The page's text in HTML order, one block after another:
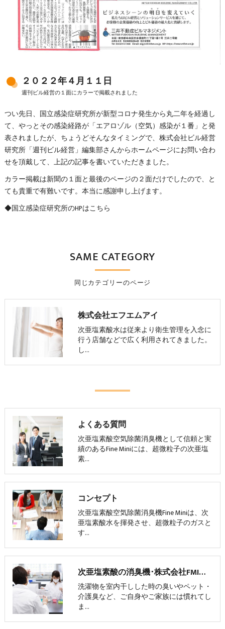
２０２２年４月１１日
週刊ビル経営の１面にカラーで掲載されました
つい先日、国立感染症研究所が新型コロナ発生から丸二年を経過し
て、やっとその感染経路が「エアロゾル（空気）感染が１番」と発
表されましたが、ちょうどそんなタイミングで、株式会社ビル経営
研究所「週刊ビル経営」編集部さんからホームページにお問い合わ
せを頂戴して、上記の記事を書いていただきました。
カラー掲載は新聞の１面と最後のページの２面だけでしたので、と
ても貴重で有難いです。本当に感謝申し上げます。
◆国立感染症研究所のHPはこちら
同じカテゴリーのページ
SAME CATEGORY
株式会社エフエムアイ
次亜塩素酸水は従来より衛生管理を入念に
行う店舗などで広く利用されてきました。
し…
よくある質問
次亜塩素酸空気除菌消臭機として信頼と実
績のあるFine Miniには、超微粒子の次亜塩
素…
コンセプト
次亜塩素酸空気除菌消臭機Fine Miniは、次
亜塩素酸水を揮発させ、超微粒子のガスと
す…
次亜塩素酸の消臭機･株式会社FMIの評判
洗濯物を室内干しした時の臭いやペット・
介護臭など、ご自身やご家族には慣れてし
ま…